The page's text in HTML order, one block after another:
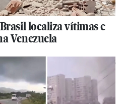
localiza vítimas e
Venezuela